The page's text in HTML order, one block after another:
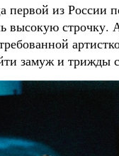
первой из России
высокую строчку.
замуж и трижды